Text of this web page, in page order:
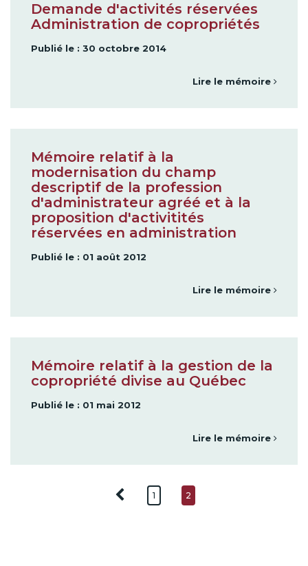
Demande d'activités réservées
Administration de copropriétés
Publié le : 30 octobre 2014
Lire le mémoire
Mémoire relatif à la
modernisation du champ
descriptif de la profession
d'administrateur agréé et à la
proposition d'activitités
réservées en administration
Publié le : 01 août 2012
Lire le mémoire
Mémoire relatif à la gestion de la
copropriété divise au Québec
Publié le : 01 mai 2012
Lire le mémoire
1 2